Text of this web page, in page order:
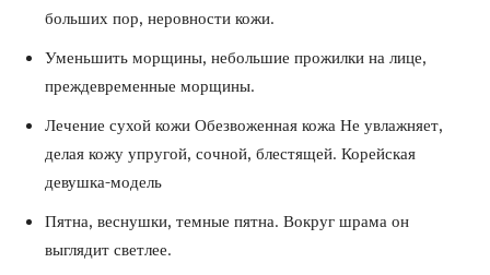
больших пор, неровности кожи.
Уменьшить морщины, небольшие прожилки на лице,
преждевременные морщины.
Лечение сухой кожи Обезвоженная кожа Не увлажняет,
делая кожу упругой, сочной, блестящей. Корейская
девушка-модель
Пятна, веснушки, темные пятна. Вокруг шрама он
выглядит светлее.